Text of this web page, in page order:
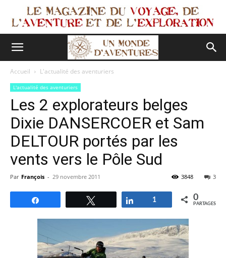
Accueil L'actualité des aventuriers
L'actualité des aventuriers
Les 2 explorateurs belges
Dixie DANSERCOER et Sam
DELTOUR portés par les
vents vers le Pôle Sud
Par François - 29 novembre 2011 3
3848
Tweetez Partagez
1 0
PARTAGES